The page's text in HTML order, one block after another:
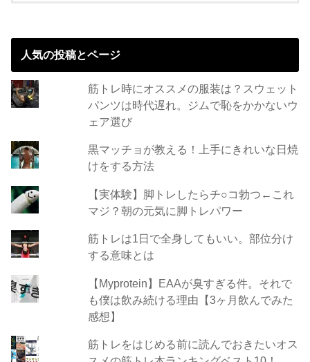
人気の投稿とページ
筋トレ時にオススメの服装は？スウェット
パンツは時代遅れ。ジムで恥をかかないウ
ェア選び
黒マッチョが教える！上手にきれいな日焼
けをする方法
【実体験】脚トレしたらチ○コ勃つ←これ
マジ？朝の元気に脚トレパワー
筋トレは1日で全身してもいい。部位分け
する意味とは
【Myprotein】EAAが臭すぎる件。それで
も僕は飲み続ける理由【3ヶ月飲んでみた
感想】
筋トレをはじめる前に読んでおきたいオス